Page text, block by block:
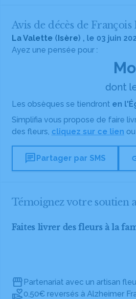
Avis de décès de
La Valette (Isère) , le 03 juin
Ayez une pensée pour :
dont
Les obsèques se tiendront en
Simplifia vous propose de faire
des fleurs, cliquez sur ce lien
chatPartager par SMS
Témoignez votre soutien
Faites livrer des fleurs à la
Partenariat avec un artisan
0,50€ reversés à Alzheimer